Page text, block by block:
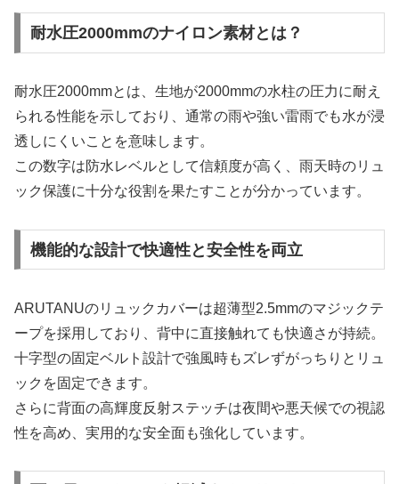
耐水圧2000mmのナイロン素材とは？
耐水圧2000mmとは、生地が2000mmの水柱の圧力に耐え
られる性能を示しており、通常の雨や強い雷雨でも水が浸
透しにくいことを意味します。
この数字は防水レベルとして信頼度が高く、雨天時のリュ
ック保護に十分な役割を果たすことが分かっています。
機能的な設計で快適性と安全性を両立
ARUTANUのリュックカバーは超薄型2.5mmのマジックテ
ープを採用しており、背中に直接触れても快適さが持続。
十字型の固定ベルト設計で強風時もズレずがっちりとリュ
ックを固定できます。
さらに背面の高輝度反射ステッチは夜間や悪天候での視認
性を高め、実用的な安全面も強化しています。